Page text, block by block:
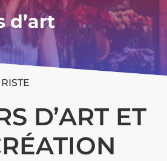
d’art
D’ART ET